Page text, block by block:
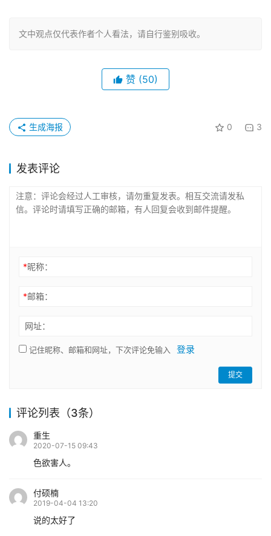
文中观点仅代表作者个人看法，请自行鉴别吸收。
赞 (50)
0 3
生成海报
发表评论
*昵称：
*邮箱：
网址：
记住昵称、邮箱和网址，下次评论免输入 登录
提交
评论列表（3条）
重生
2020-07-15 09:43
色欲害人。
付硕楠
2019-04-04 13:20
说的太好了